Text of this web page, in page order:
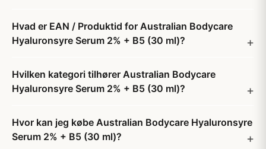
Hvad er EAN / Produktid for Australian Bodycare
Hyaluronsyre Serum 2% + B5 (30 ml)?
Hvilken kategori tilhører Australian Bodycare
Hyaluronsyre Serum 2% + B5 (30 ml)?
Hvor kan jeg købe Australian Bodycare Hyaluronsyre
Serum 2% + B5 (30 ml)?